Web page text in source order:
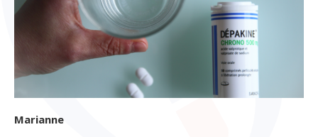
Marianne